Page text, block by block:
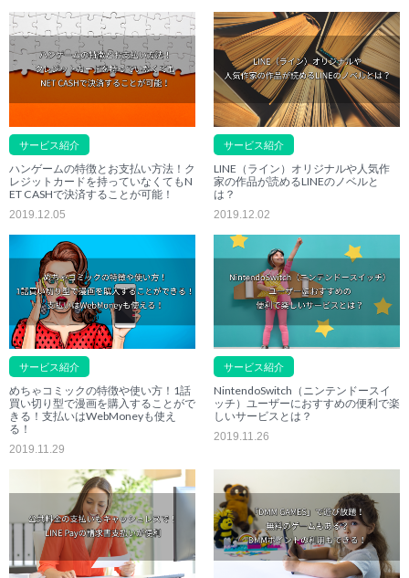
サービス紹介
ハンゲームの特徴とお支払い方法！ク
レジットカードを持っていなくてもN
ET CASHで決済することが可能！
2019.12.05
サービス紹介
LINE（ライン）オリジナルや人気作
家の作品が読めるLINEのノベルと
は？
2019.12.02
サービス紹介
めちゃコミックの特徴や使い方！1話
買い切り型で漫画を購入することがで
きる！支払いはWebMoneyも使え
る！
2019.11.29
サービス紹介
NintendoSwitch（ニンテンドースイ
ッチ）ユーザーにおすすめの便利で楽
しいサービスとは？
2019.11.26